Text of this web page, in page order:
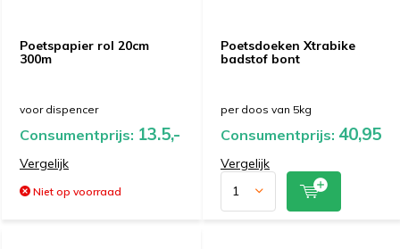
Poetspapier rol 20cm
300m
voor dispencer
Consumentprijs: 13.5,-
Vergelijk
Niet op voorraad
Poetsdoeken Xtrabike
badstof bont
per doos van 5kg
Consumentprijs: 40,95
Vergelijk